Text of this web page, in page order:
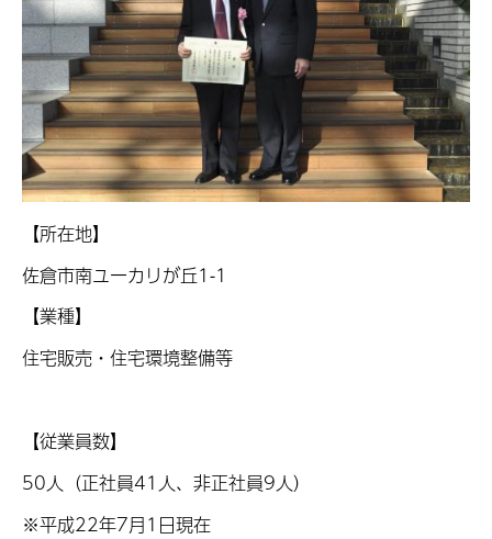
【所在地】
佐倉市南ユーカリが丘1-1
【業種】
住宅販売・住宅環境整備等
【従業員数】
50人（正社員41 人、非正社員9人）
※平成22年7月1 日現在